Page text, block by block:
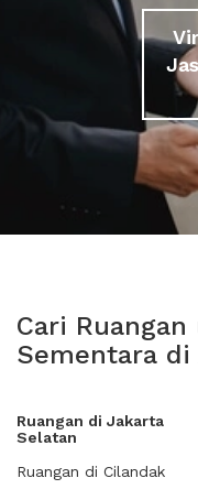
Cari
Sementara di
Ruangan di Jakarta
Selatan
Ruangan di Cilandak